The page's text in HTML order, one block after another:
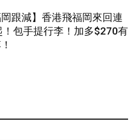
岡跟減】香港飛福岡來回連
包手提行李！加多$270有